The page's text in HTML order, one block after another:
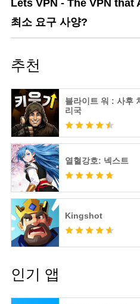
Lets VPN - The VPN
최소 요구 사양?
추천
블라이트 워 : 사후
리국
열혈강호: 넥스트
Kingshot
인기 앱